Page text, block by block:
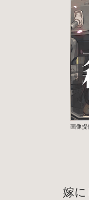
画像提
嫁